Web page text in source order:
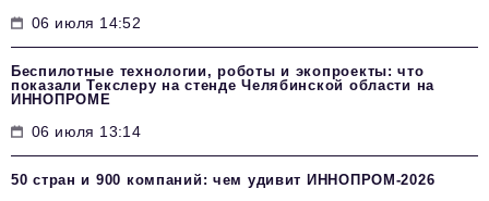
06 июля 14:52
Беспилотные технологии, роботы и экопроекты: что
показали Текслеру на стенде Челябинской области на
ИННОПРОМЕ
06 июля 13:14
50 стран и 900 компаний: чем удивит ИННОПРОМ‑2026